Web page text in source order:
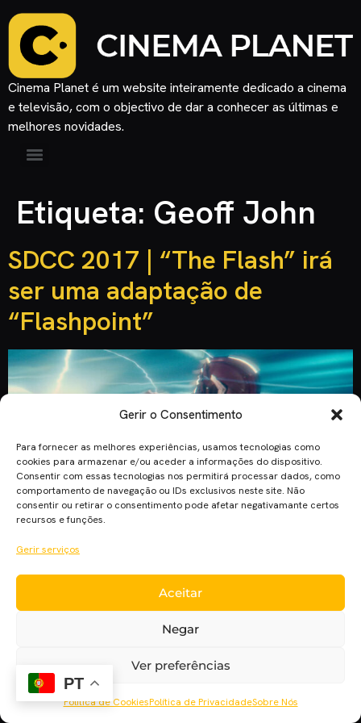
Gerir o Consentimento
Para fornecer as melhores experiências, usamos tecnologias como
cookies para armazenar e/ou aceder a informações do dispositivo.
Consentir com essas tecnologias nos permitirá processar dados, como
comportamento de navegação ou IDs exclusivos neste site. Não
consentir ou retirar o consentimento pode afetar negativamante certos
recursos e funções.
Gerir serviços
Aceitar
Negar
Ver preferências
Política de CookiesPolítica de PrivacidadeSobre Nós
Cinema Planet é um website inteiramente dedicado a cinema
e televisão, com o objectivo de dar a conhecer as últimas e
melhores novidades.
Etiqueta: Geoff John
SDCC 2017 | “The Flash” irá
ser uma adaptação de
“Flashpoint”
Uma das muitas recentes notícias a sair da San Diego Comic
cinematográfico da DC, irá adaptar a famosa banda
desenhada de Geoff John, “Flashpoint”. Na banda
desenhada, Barry Allen decide voltar atrás no tempo para
PT